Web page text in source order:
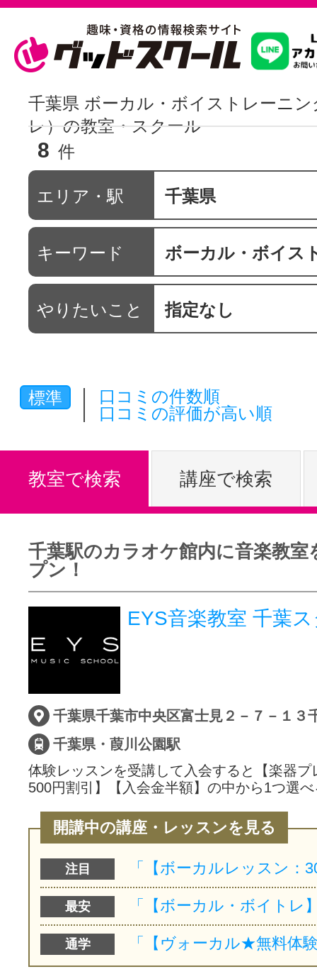
習いたいこ
駅・路線か
通信講座を
やりたいこ
特集をみる
グッドスク
掲載のお問
千葉県 ボーカル・ボイストレーニ
レ）の教室・スクール
8 件
エリア・駅 千葉県
キーワード ボーカル・ボイストレーニング
やりたいこと 指定なし
標準
口コミの件数順
口コミの評価が高い順
教室で検索 講座で検索
千葉駅のカラオケ館内に音楽教室
プン！
EYS音楽教室 千葉
千葉県千葉市中央区富士見２－７－１３
千葉県・葭川公園駅
体験レッスンを受講して入会すると【楽器プ
500円割引】【入会金半額】の中から1つ選
開講中の講座・レッスンを見る
注目
最安
通学